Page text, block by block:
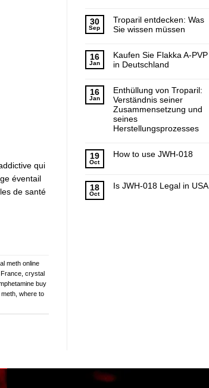
qui
éventail
de santé
meth online
, crystal
buy
, where to
30
Sep
Troparil entdecken: Was
Sie wissen müssen
16
Jan
Kaufen Sie Flakka A-PVP
in Deutschland
16
Jan
Enthüllung von Troparil:
Verständnis seiner
Zusammensetzung und
seines
Herstellungsprozesses
19
Oct
How to use JWH-018
18
Oct
Is JWH-018 Legal in USA